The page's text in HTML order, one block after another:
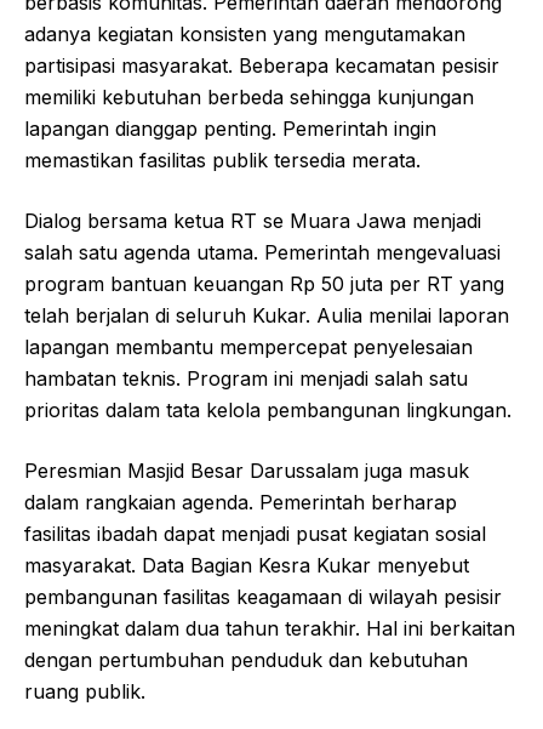
adanya kegiatan konsisten yang mengutamakan
partisipasi masyarakat. Beberapa kecamatan pesisir
memiliki kebutuhan berbeda sehingga kunjungan
lapangan dianggap penting. Pemerintah ingin
memastikan fasilitas publik tersedia merata.
Dialog bersama ketua RT se Muara Jawa menjadi
salah satu agenda utama. Pemerintah mengevaluasi
program bantuan keuangan Rp 50 juta per RT yang
telah berjalan di seluruh Kukar. Aulia menilai laporan
lapangan membantu mempercepat penyelesaian
hambatan teknis. Program ini menjadi salah satu
prioritas dalam tata kelola pembangunan lingkungan.
Peresmian Masjid Besar Darussalam juga masuk
dalam rangkaian agenda. Pemerintah berharap
fasilitas ibadah dapat menjadi pusat kegiatan sosial
masyarakat. Data Bagian Kesra Kukar menyebut
pembangunan fasilitas keagamaan di wilayah pesisir
meningkat dalam dua tahun terakhir. Hal ini berkaitan
dengan pertumbuhan penduduk dan kebutuhan
ruang publik.